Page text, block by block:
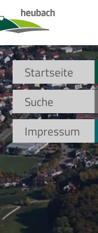
Startseite
Suche
Impressum